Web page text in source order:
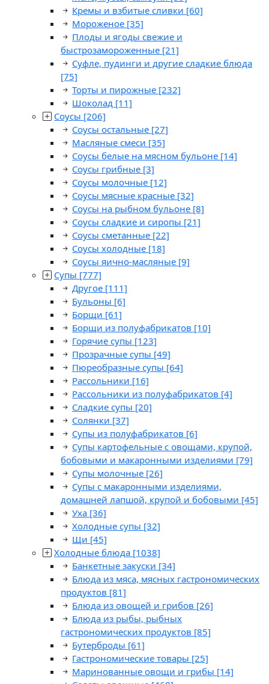
Кремы и взбитые сливки [60]
Мороженое [35]
Плоды и ягоды свежие и
быстрозамороженные [21]
Суфле, пудинги и другие сладкие блюда
[75]
Торты и пирожные [232]
Шоколад [11]
Соусы [206]
Соусы остальные [27]
Масляные смеси [35]
Соусы белые на мясном бульоне [14]
Соусы грибные [3]
Соусы молочные [12]
Соусы мясные красные [32]
Соусы на рыбном бульоне [8]
Соусы сладкие и сиропы [21]
Соусы сметанные [22]
Соусы холодные [18]
Соусы яично-масляные [9]
Супы [777]
Другое [111]
Бульоны [6]
Борщи [61]
Борщи из полуфабрикатов [10]
Горячие супы [123]
Прозрачные супы [49]
Пюреобразные супы [64]
Рассольники [16]
Рассольники из полуфабрикатов [4]
Сладкие супы [20]
Солянки [37]
Супы из полуфабрикатов [6]
Супы картофельные с овощами, крупой,
бобовыми и макаронными изделиями [79]
Супы молочные [26]
Супы с макаронными изделиями,
домашней лапшой, крупой и бобовыми [45]
Уха [36]
Холодные супы [32]
Щи [45]
Холодные блюда [1038]
Банкетные закуски [34]
Блюда из мяса, мясных гастрономических
продуктов [81]
Блюда из овощей и грибов [26]
Блюда из рыбы, рыбных
гастрономических продуктов [85]
Бутерброды [61]
Гастрономические товары [25]
Маринованные овощи и грибы [14]